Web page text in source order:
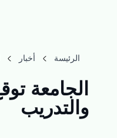
الرئيسة أخبار
والتدريب